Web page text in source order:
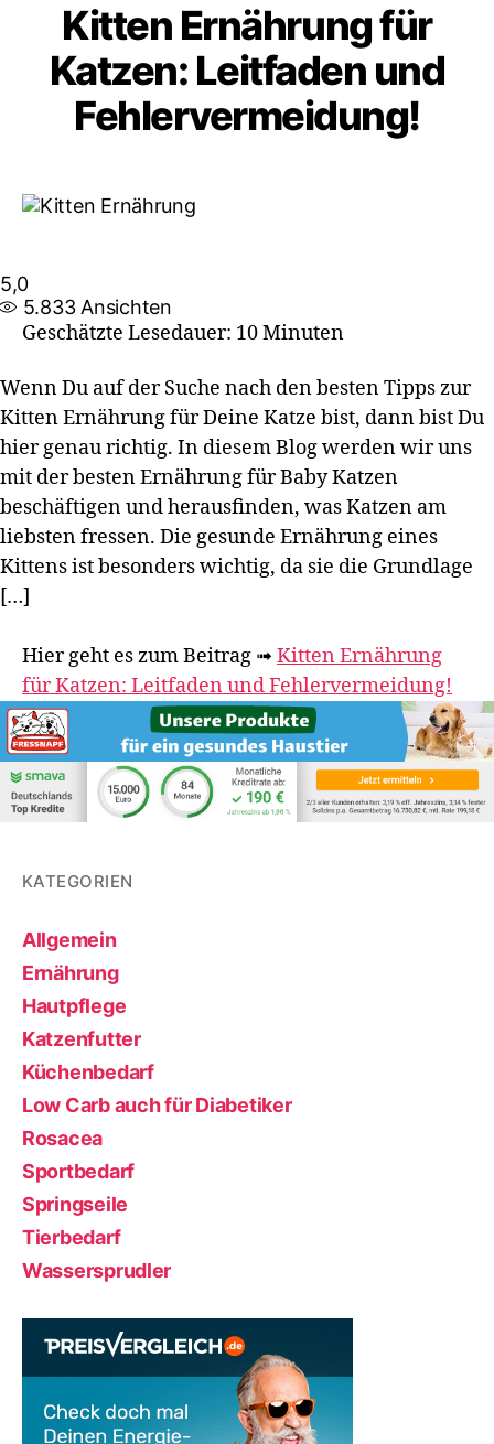
Kitten Ernährung für
Katzen: Leitfaden und
Fehlervermeidung!
5,0
5.833Ansichten
Geschätzte Lesedauer: 10 Minuten
Wenn Du auf der Suche nach den besten Tipps zur
Kitten Ernährung für Deine Katze bist, dann bist Du
hier genau richtig. In diesem Blog werden wir uns
mit der besten Ernährung für Baby Katzen
beschäftigen und herausfinden, was Katzen am
liebsten fressen. Die gesunde Ernährung eines
Kittens ist besonders wichtig, da sie die Grundlage
[…]
Hier geht es zum Beitrag ➟ Kitten Ernährung
für Katzen: Leitfaden und Fehlervermeidung!
KATEGORIEN
Allgemein
Ernährung
Hautpflege
Katzenfutter
Küchenbedarf
Low Carb auch für Diabetiker
Rosacea
Sportbedarf
Springseile
Tierbedarf
Wassersprudler